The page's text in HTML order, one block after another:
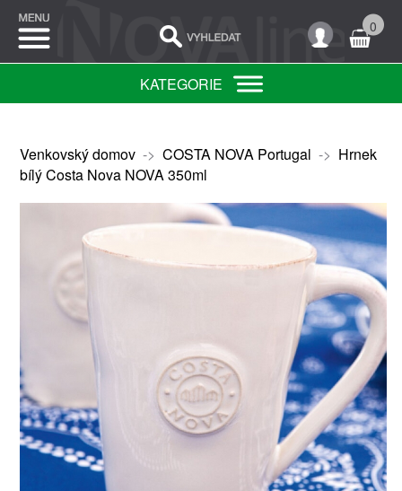
0
KATEGORIE
Venkovský domov-> COSTA NOVA Portugal -> Hrnek
bílý Costa Nova NOVA 350ml